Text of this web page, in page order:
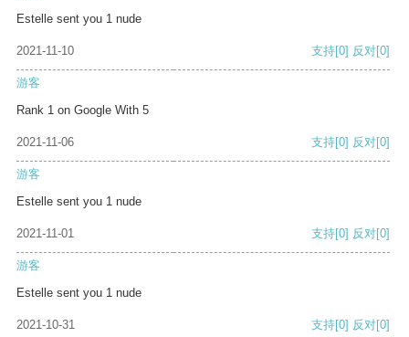
Estelle sent you 1 nude
2021-11-10 支持[0] 反对[0]
游客
Rank 1 on Google With 5
2021-11-06 支持[0] 反对[0]
游客
Estelle sent you 1 nude
2021-11-01 支持[0] 反对[0]
游客
Estelle sent you 1 nude
2021-10-31 支持[0] 反对[0]